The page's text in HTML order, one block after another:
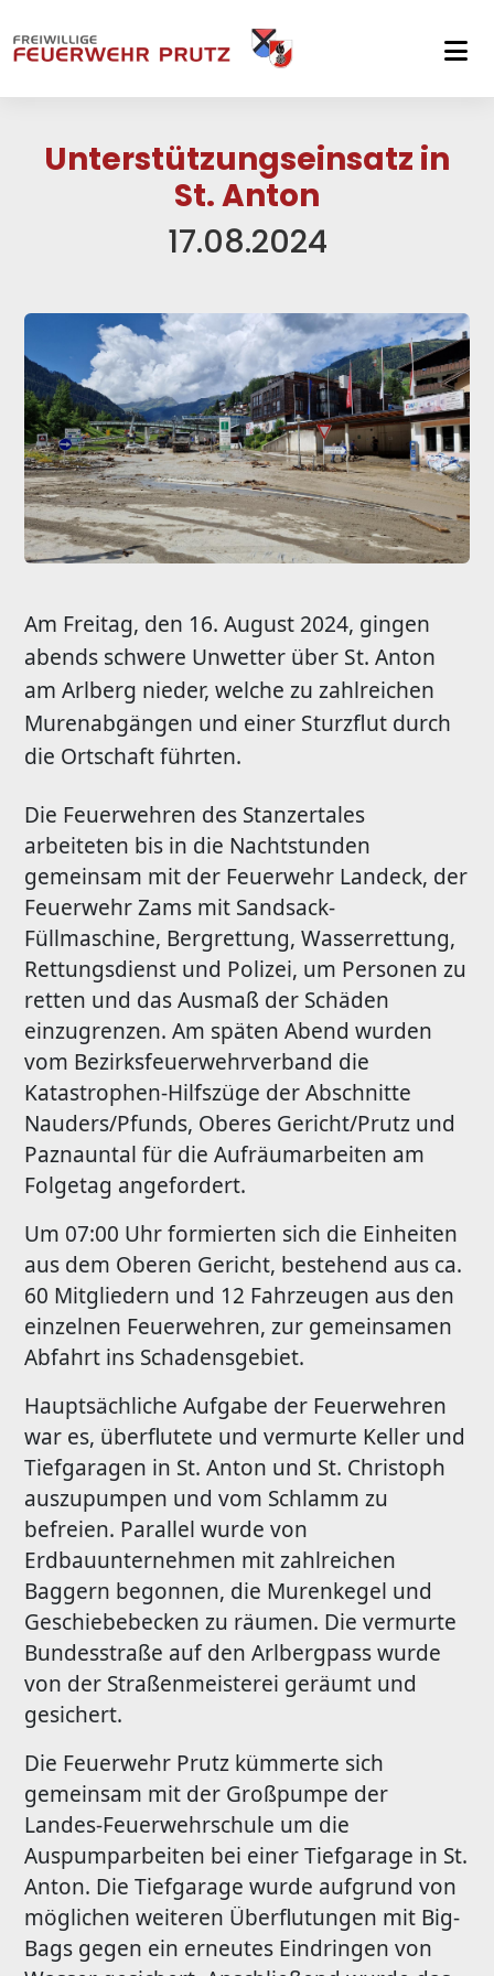
Unterstützungseinsatz in
St. Anton
17.08.2024
Am Freitag, den 16. August 2024, gingen
abends schwere Unwetter über St. Anton
am Arlberg nieder, welche zu zahlreichen
Murenabgängen und einer Sturzflut durch
die Ortschaft führten.
Die Feuerwehren des Stanzertales
arbeiteten bis in die Nachtstunden
gemeinsam mit der Feuerwehr Landeck, der
Feuerwehr Zams mit Sandsack-
Füllmaschine, Bergrettung, Wasserrettung,
Rettungsdienst und Polizei, um Personen zu
retten und das Ausmaß der Schäden
einzugrenzen. Am späten Abend wurden
vom Bezirksfeuerwehrverband die
Katastrophen-Hilfszüge der Abschnitte
Nauders/Pfunds, Oberes Gericht/Prutz und
Paznauntal für die Aufräumarbeiten am
Folgetag angefordert.
Um 07:00 Uhr formierten sich die Einheiten
aus dem Oberen Gericht, bestehend aus ca.
60 Mitgliedern und 12 Fahrzeugen aus den
einzelnen Feuerwehren, zur gemeinsamen
Abfahrt ins Schadensgebiet.
Hauptsächliche Aufgabe der Feuerwehren
war es, überflutete und vermurte Keller und
Tiefgaragen in St. Anton und St. Christoph
auszupumpen und vom Schlamm zu
befreien. Parallel wurde von
Erdbauunternehmen mit zahlreichen
Baggern begonnen, die Murenkegel und
Geschiebebecken zu räumen. Die vermurte
Bundesstraße auf den Arlbergpass wurde
von der Straßenmeisterei geräumt und
gesichert.
Die Feuerwehr Prutz kümmerte sich
gemeinsam mit der Großpumpe der
Landes-Feuerwehrschule um die
Auspumparbeiten bei einer Tiefgarage in St.
Anton. Die Tiefgarage wurde aufgrund von
möglichen weiteren Überflutungen mit Big-
Bags gegen ein erneutes Eindringen von